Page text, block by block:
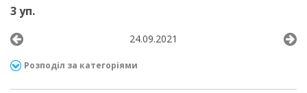
3 уп.
24.09.2021
Розподіл за категоріями